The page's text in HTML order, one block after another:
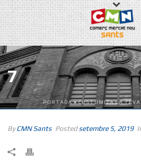
7
PORTADA»CUSTOMIZA LA TEVA
ByCMN Sants Postedsetembre 5, 2019